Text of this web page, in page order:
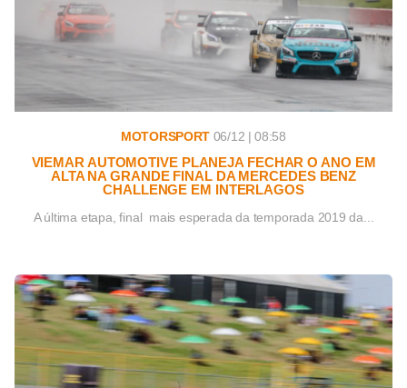
MOTORSPORT 06/12 | 08:58
VIEMAR AUTOMOTIVE PLANEJA FECHAR O ANO EM
ALTA NA GRANDE FINAL DA MERCEDES BENZ
CHALLENGE EM INTERLAGOS
A última etapa, final mais esperada da temporada 2019 da...